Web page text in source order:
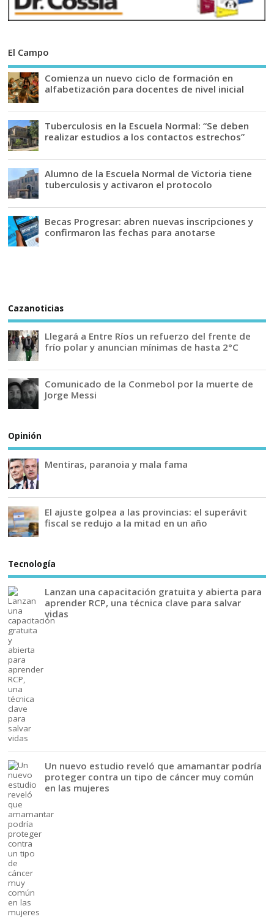
El Campo
Comienza un nuevo ciclo de formación en
alfabetización para docentes de nivel inicial
Tuberculosis en la Escuela Normal: “Se deben
realizar estudios a los contactos estrechos”
Alumno de la Escuela Normal de Victoria tiene
tuberculosis y activaron el protocolo
Becas Progresar: abren nuevas inscripciones y
confirmaron las fechas para anotarse
Cazanoticias
Llegará a Entre Ríos un refuerzo del frente de
frío polar y anuncian mínimas de hasta 2°C
Comunicado de la Conmebol por la muerte de
Jorge Messi
Opinión
Mentiras, paranoia y mala fama
El ajuste golpea a las provincias: el superávit
fiscal se redujo a la mitad en un año
Tecnología
Lanzan una capacitación gratuita y abierta para
aprender RCP, una técnica clave para salvar
vidas
Un nuevo estudio reveló que amamantar podría
proteger contra un tipo de cáncer muy común
en las mujeres